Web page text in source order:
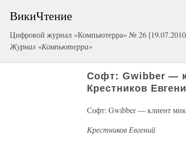
ВикиЧтение
Цифровой журнал «Компьютерра» № 26
Журнал «Компьютерра»
Софт: Gwibber —
Крестников
Софт: Gwibber — клиент
Крестников Евгений